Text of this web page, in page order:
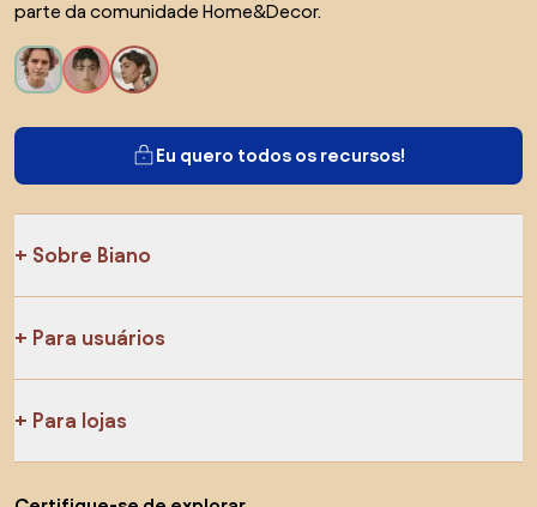
parte da comunidade Home&Decor.
Eu quero todos os recursos!
Sobre Biano
Para usuários
Para lojas